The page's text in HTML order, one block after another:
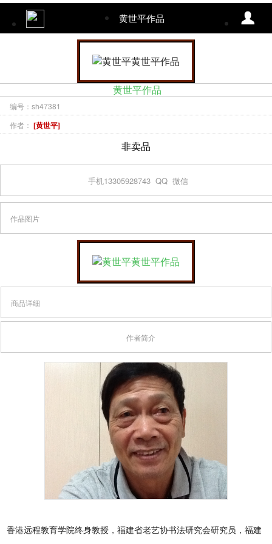
黄世平作品
黄世平作品
编号：sh47381
作者： [黄世平]
非卖品
手机13305928743 QQ 微信
作品图片
商品详细
作者简介
香港远程教育学院终身教授，福建省老艺协书法研究会研究员，福建